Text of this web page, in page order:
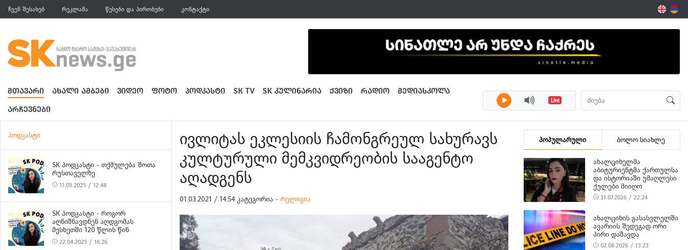
ჩვენ შესახებ რეკლამა წესები და პირობები კონტაქტი
ᲛᲗᲐᲕᲐᲠᲘ ᲐᲮᲐᲚᲘ ᲐᲛᲑᲔᲑᲘ ᲕᲘᲓᲔᲝ ᲤᲝᲢᲝ ᲞᲝᲓᲙᲐᲡᲢᲘ SK TV SK ᲙᲣᲚᲘᲜᲐᲠᲘᲐ ᲥᲕᲘᲖᲘ ᲠᲐᲓᲘᲝ
ᲛᲔᲓᲘᲐᲡᲙᲝᲚᲐ
ᲐᲠᲩᲔᲕᲜᲔᲑᲘ
Live
პოდკასტი
SK ᲞᲝᲓᲙᲐᲡᲢᲘ - ᲗᲥᲛᲣᲚᲔᲑᲐ ᲨᲝᲗᲐ
ᲠᲣᲡᲗᲐᲕᲔᲚᲖᲔ
11.05.2025 / 12:48
SK ᲞᲝᲓᲙᲐᲡᲢᲘ - ᲠᲝᲒᲝᲠ
ᲐᲦᲜᲘᲨᲜᲐᲕᲓᲜᲔᲜ ᲐᲦᲓᲒᲝᲛᲐᲡ
ᲛᲔᲡᲮᲔᲗᲨᲘ 120 ᲬᲚᲘᲡ ᲬᲘᲜ
22.04.2025 / 16:26
ივლიტას ეკლესიის ჩამონგრეულ სახურავს
კულტურული მემკვიდრეობის სააგენტო
აღადგენს
01.03.2021 / 14:54 კატეგორია - რელიგია
პოპულარული ბოლო სიახლე
ᲐᲮᲐᲚᲪᲘᲮᲔᲚᲛᲐ
ᲐᲑᲘᲢᲣᲠᲘᲔᲜᲢᲛᲐ ᲥᲐᲠᲗᲣᲚᲡᲐ
ᲓᲐ ᲘᲡᲢᲝᲠᲘᲐᲨᲘ ᲣᲛᲐᲦᲚᲔᲡᲘ
ᲥᲣᲚᲔᲑᲘ ᲛᲘᲘᲦᲝ
31.07.2026 / 22:24
ᲐᲮᲐᲚᲪᲘᲮᲘᲡ ᲒᲐᲡᲐᲡᲕᲚᲔᲚᲨᲘ
ᲐᲕᲐᲠᲘᲘᲡ ᲨᲔᲓᲔᲒᲐᲓ ᲝᲠᲘ
ᲞᲘᲠᲘ ᲓᲐᲨᲐᲕᲓᲐ
02.08.2026 / 13:23